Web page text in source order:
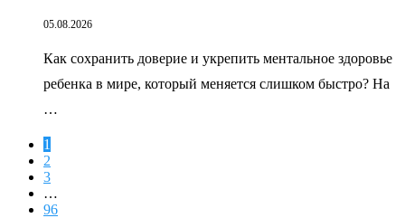
05.08.2026
Как сохранить доверие и укрепить ментальное здоровье
ребенка в мире, который меняется слишком быстро? На
…
1
2
3
…
96